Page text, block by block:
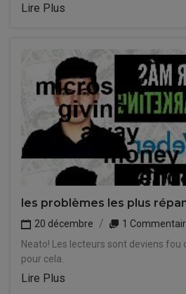
Lire Plus
les problèmes les plus
20 décembre
1
Neato! Les lecteurs sont deviens
pour cela.
Lire Plus